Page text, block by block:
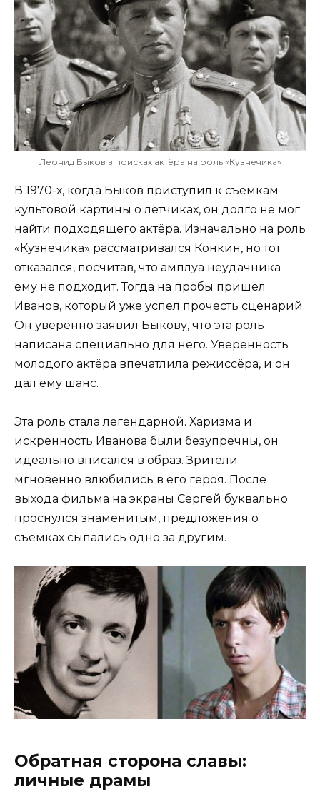
Леонид Быков в поисках актёра на роль «Кузнечика»
В 1970-х, когда Быков приступил к съёмкам
культовой картины о лётчиках, он долго не мог
найти подходящего актёра. Изначально на роль
«Кузнечика» рассматривался Конкин, но тот
отказался, посчитав, что амплуа неудачника
ему не подходит. Тогда на пробы пришёл
Иванов, который уже успел прочесть сценарий.
Он уверенно заявил Быкову, что эта роль
написана специально для него. Уверенность
молодого актёра впечатлила режиссёра, и он
дал ему шанс.
Эта роль стала легендарной. Харизма и
искренность Иванова были безупречны, он
идеально вписался в образ. Зрители
мгновенно влюбились в его героя. После
выхода фильма на экраны Сергей буквально
проснулся знаменитым, предложения о
съёмках сыпались одно за другим.
Обратная сторона славы:
личные драмы